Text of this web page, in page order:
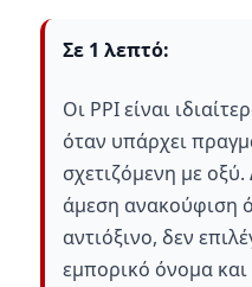
Σε 1 λεπτό:
Οι PPI είναι
όταν υπάρχει
σχετιζόμενη με
άμεση ανακούφιση
αντιόξινο, δεν
εμπορικό όνομα